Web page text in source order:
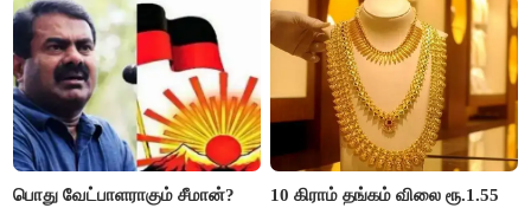
பொது வேட்பாளராகும் சீமான்?
10 கிராம் தங்கம் விலை ரூ.1.55